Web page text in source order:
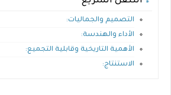
التصميم والجماليات:
الأداء والهندسة:
الأهمية التاريخية وقابلية التجميع:
الاستنتاج: